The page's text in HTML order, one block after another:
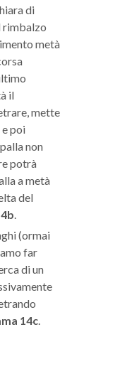
di
rimbalzo
metà
il
mette
poi
non
potrà
a metà
del
(ormai
far
di un
14c